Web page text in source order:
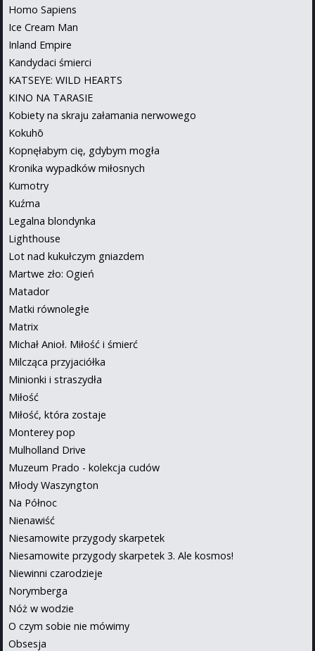
Homo Sapiens
Ice Cream Man
Inland Empire
Kandydaci śmierci
KATSEYE: WILD HEARTS
KINO NA TARASIE
Kobiety na skraju załamania nerwowego
Kokuhō
Kopnęłabym cię, gdybym mogła
Kronika wypadków miłosnych
Kumotry
Kuźma
Legalna blondynka
Lighthouse
Lot nad kukułczym gniazdem
Martwe zło: Ogień
Matador
Matki równoległe
Matrix
Michał Anioł. Miłość i śmierć
Milcząca przyjaciółka
Minionki i straszydła
Miłość
Miłość, która zostaje
Monterey pop
Mulholland Drive
Muzeum Prado - kolekcja cudów
Młody Waszyngton
Na Północ
Nienawiść
Niesamowite przygody skarpetek
Niesamowite przygody skarpetek 3. Ale kosmos!
Niewinni czarodzieje
Norymberga
Nóż w wodzie
O czym sobie nie mówimy
Obsesja